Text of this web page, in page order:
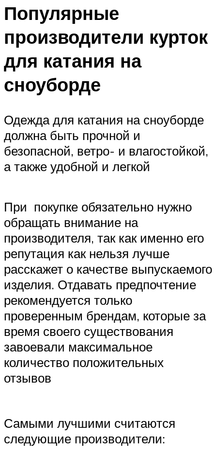
Популярные
производители курток
для катания на
сноуборде
Одежда для катания на сноуборде
должна быть прочной и
безопасной, ветро- и влагостойкой,
а также удобной и легкой
При покупке обязательно нужно
обращать внимание на
производителя, так как именно его
репутация как нельзя лучше
расскажет о качестве выпускаемого
изделия. Отдавать предпочтение
рекомендуется только
проверенным брендам, которые за
время своего существования
завоевали максимальное
количество положительных
отзывов
Самыми лучшими считаются
следующие производители: